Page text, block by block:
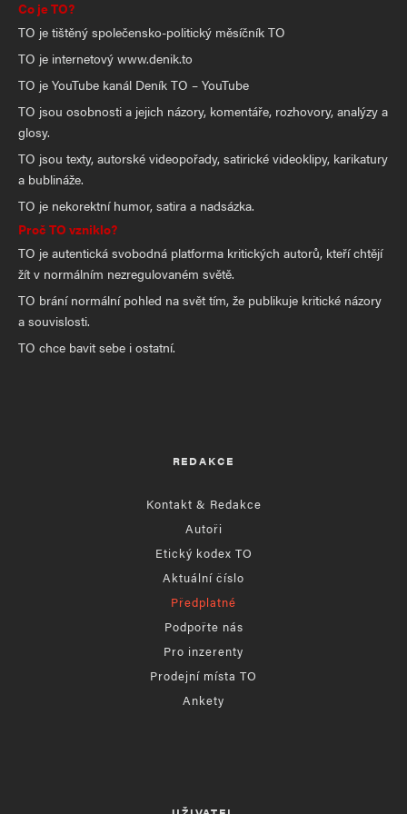
Co je TO?
TO je tištěný společensko-politický měsíčník TO
TO je internetový www.denik.to
TO je YouTube kanál Deník TO – YouTube
TO jsou osobnosti a jejich názory, komentáře, rozhovory, analýzy a
glosy.
TO jsou texty, autorské videopořady, satirické videoklipy, karikatury
a bublináže.
TO je nekorektní humor, satira a nadsázka.
Proč TO vzniklo?
TO je autentická svobodná platforma kritických autorů, kteří chtějí
žít v normálním nezregulovaném světě.
TO brání normální pohled na svět tím, že publikuje kritické názory
a souvislosti.
TO chce bavit sebe i ostatní.
REDAKCE
Kontakt & Redakce
Autoři
Etický kodex TO
Aktuální číslo
Předplatné
Podpořte nás
Pro inzerenty
Prodejní místa TO
Ankety